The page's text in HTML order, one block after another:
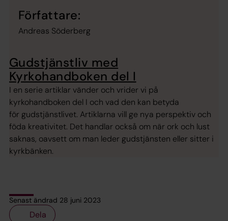
Författare:
Andreas Söderberg
Gudstjänstliv med
Kyrkohandboken del I
I en serie artiklar vänder och vrider vi på
kyrkohandboken del I och vad den kan betyda
för gudstjänstlivet. Artiklarna vill ge nya perspektiv och
föda kreativitet. Det handlar också om när ork och lust
saknas, oavsett om man leder gudstjänsten eller sitter i
kyrkbänken.
Senast ändrad 28 juni 2023
Dela